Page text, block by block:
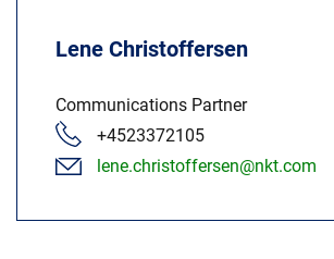
Lene Christoffersen
Communications Partner
+4523372105
lene.christoffersen@nkt.com